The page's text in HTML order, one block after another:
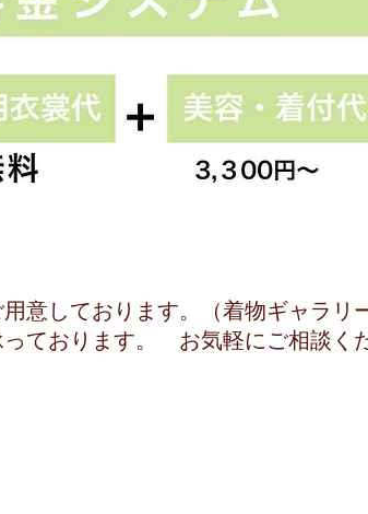
意しております。（着物ギャラリ
ております。 お気軽にご相談く